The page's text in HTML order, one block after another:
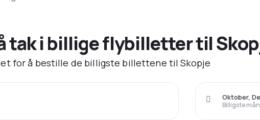
tak i billige flybilletter til
for å bestille de billigste billettene til Skopje
Billigste
Oktober,